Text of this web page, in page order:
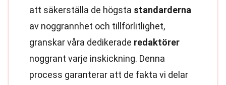
att säkerställa de högsta standarderna
av noggrannhet och tillförlitlighet,
granskar våra dedikerade redaktörer
noggrant varje inskickning. Denna
process garanterar att de fakta vi delar